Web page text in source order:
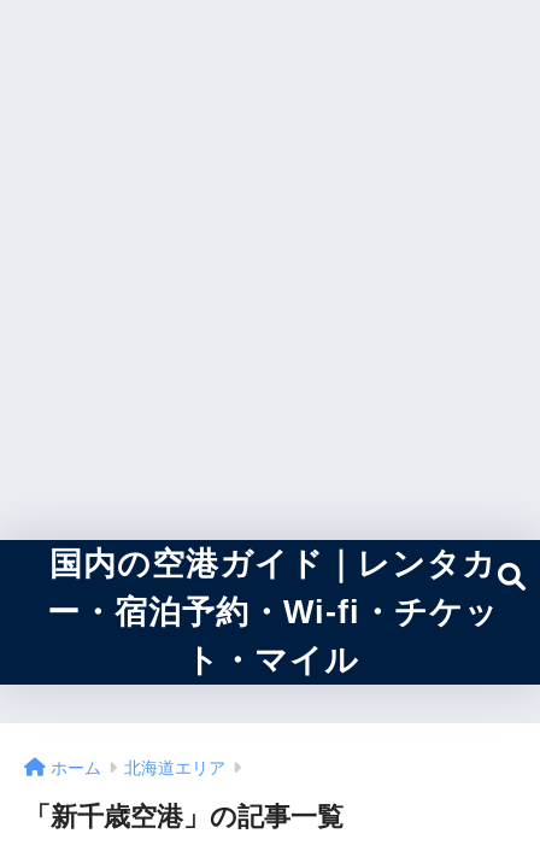
国内の空港ガイド｜レンタカ
ー・宿泊予約・Wi-fi・チケッ
ト・マイル
ホーム 北海道エリア
「新千歳空港」の記事一覧